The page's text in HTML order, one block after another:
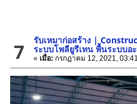
7 รับเหมาก่อสร้าง |
ระบบโพลียูรีเทน พื้นระบบอ
« เมื่อ: กรกฎาคม 12, 2021,